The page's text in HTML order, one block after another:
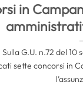
in
Sulla G.U. n.72 del
sette concorsi in